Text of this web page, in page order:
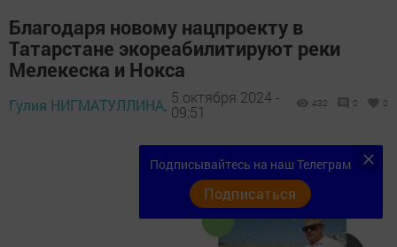
Благодаря новому нацпроекту в
Татарстане экореабилитируют реки
Мелекеска и Нокса
Гулия НИГМАТУЛЛИНА, 5 октября 2024 -
09:51
432 0 0
Подписывайтесь на наш Телеграм
Подписаться